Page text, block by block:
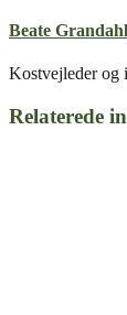
Beate Grandahl
Kostvejleder og
Relaterede